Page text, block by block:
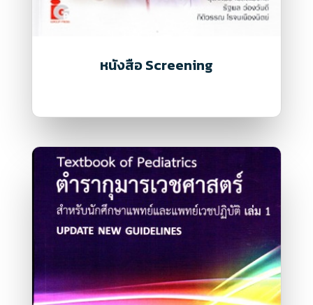
หนังสือ Screening